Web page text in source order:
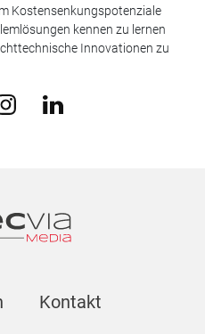
Kostensenkungspotenziale
kennen zu lernen
Innovationen zu
Kontakt